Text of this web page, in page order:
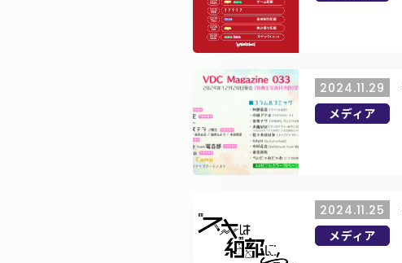
2024.11.29
メディア
2024.11.25
メディア